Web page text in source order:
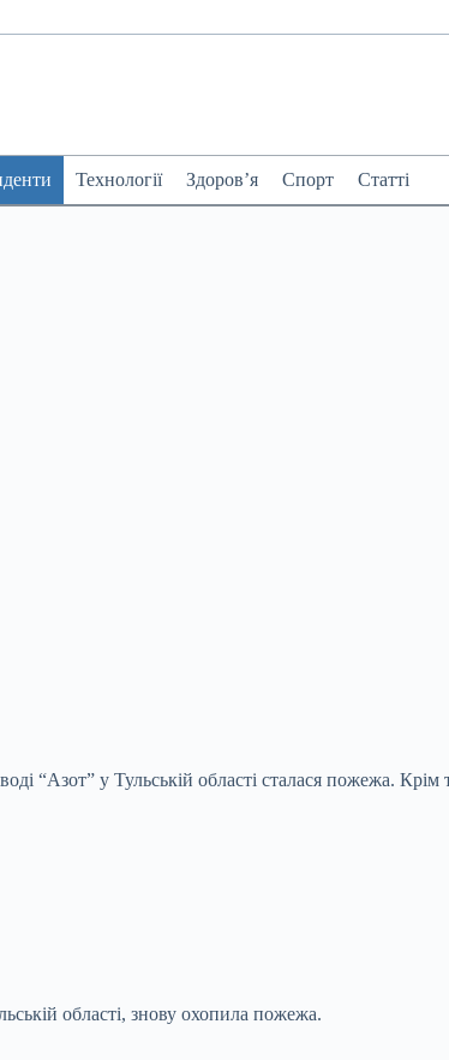
Технології Здоров’я Спорт Статті
“Азот” у Тульській області сталася пожежа.
області, знову охопила пожежа.